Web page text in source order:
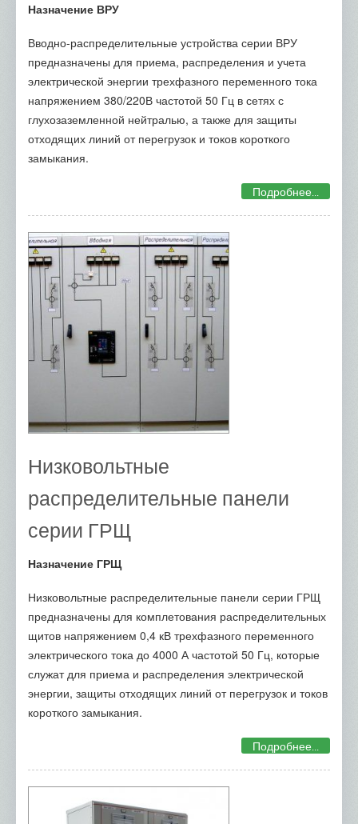
Назначение ВРУ
Вводно-распределительные устройства серии ВРУ
предназначены для приема, распределения и учета
электрической энергии трехфазного переменного тока
напряжением 380/220В частотой 50 Гц в сетях с
глухозаземленной нейтралью, а также для защиты
отходящих линий от перегрузок и токов короткого
замыкания.
Подробнее...
Низковольтные
распределительные панели
серии ГРЩ
Назначение ГРЩ
Низковольтные распределительные панели серии ГРЩ
предназначены для комплетования распределительных
щитов напряжением 0,4 кВ трехфазного переменного
электрического тока до 4000 А частотой 50 Гц, которые
служат для приема и распределения электрической
энергии, защиты отходящих линий от перегрузок и токов
короткого замыкания.
Подробнее...